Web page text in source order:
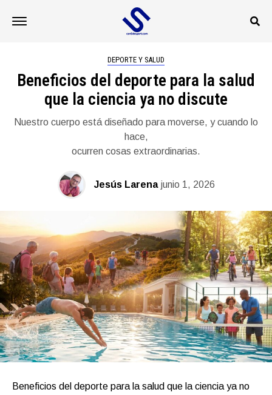
DEPORTE Y SALUD
Beneficios del deporte para la salud
que la ciencia ya no discute
Nuestro cuerpo está diseñado para moverse, y cuando lo
hace,
ocurren cosas extraordinarias.
Jesús Larena junio 1, 2026
Beneficios del deporte para la salud que la ciencia ya no